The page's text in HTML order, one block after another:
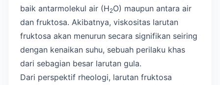
baik antarmolekul air (H2O) maupun antara air
dan fruktosa. Akibatnya, viskositas larutan
fruktosa akan menurun secara signifikan seiring
dengan kenaikan suhu, sebuah perilaku khas
dari sebagian besar larutan gula.
Dari perspektif rheologi, larutan fruktosa